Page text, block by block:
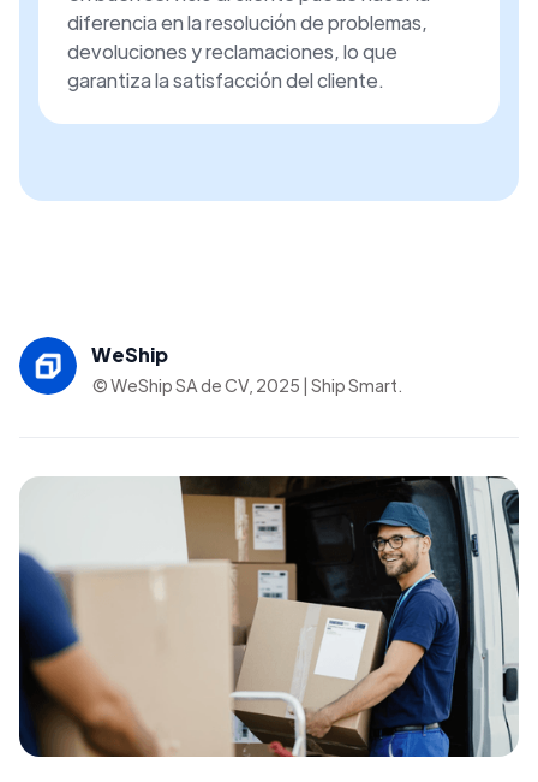
WeShip
© WeShip SA de CV, 2025 | Ship Smart.
diferencia en la resolución de problemas,
devoluciones y reclamaciones, lo que
garantiza la satisfacción del cliente.